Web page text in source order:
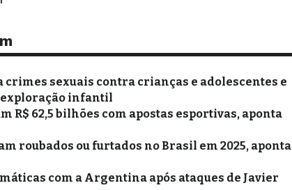
crimes sexuais contra crianças e adolescentes e
exploração infantil
62,5 bilhões com apostas esportivas, aponta
roubados ou furtados no Brasil em 2025, aponta
com a Argentina após ataques de Javier